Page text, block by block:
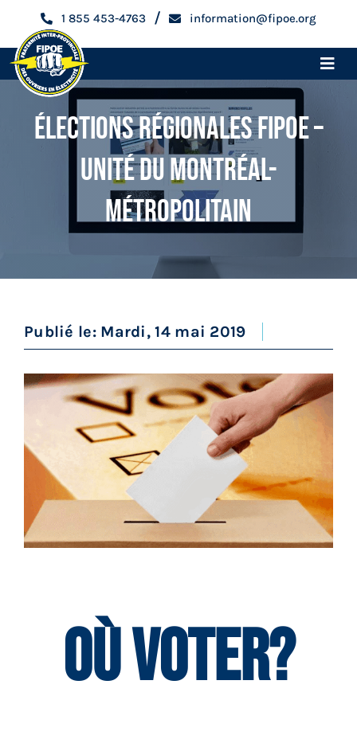
content
1 855 453-4763 / information@fipoe.org
Toggle
Accueil
Devenir membre
Espace membre
Métiers
Services aux membres
Réunions
Activités
Boutique
Élections Régionales FIPOE –
Unité Du Montréal-
Métropolitain
Publié le: Mardi, 14 mai 2019
Où voter?